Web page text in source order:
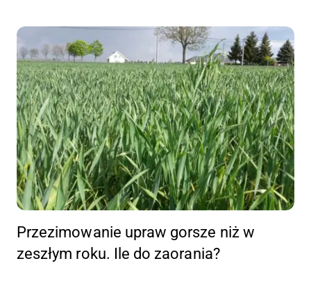
Przezimowanie upraw gorsze niż w
zeszłym roku. Ile do zaorania?